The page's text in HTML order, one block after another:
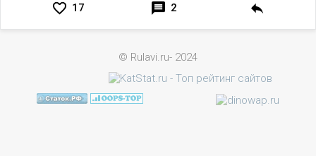
17 2
© Rulavi.ru- 2024